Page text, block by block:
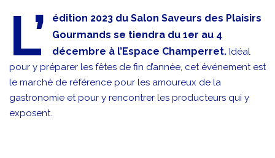
L’
édition 2023 du Salon Saveurs des Plaisirs
Gourmands se tiendra du 1er au 4
décembre à l’Espace Champerret. Idéal
pour y préparer les fêtes de fin d’année, cet événement est
le marché de référence pour les amoureux de la
gastronomie et pour y rencontrer les producteurs qui y
exposent.